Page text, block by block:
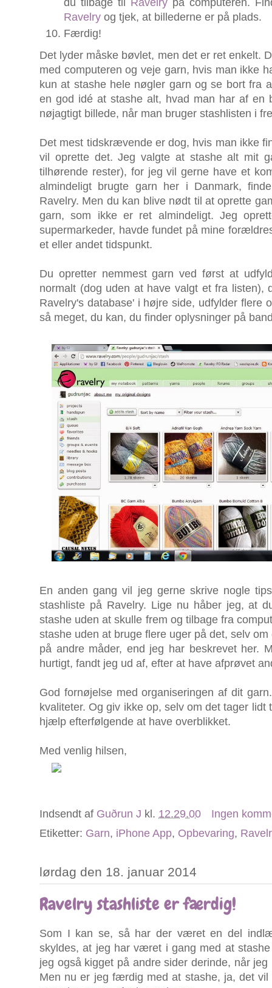
Ravelry og tjek, at billederne er på plads.
Færdig!
Det lyder måske bøvlet, men det er ret enkelt.
med computeren og veje garn, hvis man ikke
kun at stashe hele nøgler garn og se bort fra
en god idé at stashe alt, hvad man har af en
nøjagtigt billede, når man bruger stashlisten i
Det mest tidskrævende er dog, hvis man ikke
vil oprette det. Jeg valgte at stashe alt mit
tilhørende rester), for jeg vil gerne have et
almindeligt brugte garn her i Danmark,
Ravelry. Men du kan blive nødt til at oprette
garn, som ikke er ret almindeligt. Jeg
supermarkeder, havde fundet på mine
et eller andet tidspunkt.
Du opretter nemmest garn ved først at
normalt (dog uden at have valgt et fra listen),
Ravelry's database' i højre side, udfylder flere
så meget, du kan, du finder oplysninger på
En anden gang vil jeg gerne skrive nogle
stashliste på Ravelry. Lige nu håber jeg, at
stashe uden at skulle frem og tilbage fra
stashe uden at bruge flere uger på det, selv
på andre måder, end jeg har beskrevet her.
hurtigt, fandt jeg ud af, efter at have afprøvet
God fornøjelse med organiseringen af dit
kvaliteter. Og giv ikke op, selv om det tager
hjælp efterfølgende at have overblikket.
Med venlig hilsen,
Indsendt af Guðrun J kl. 12.29.00
Ingen
Etiketter: Garn, iPhone App, Opbevaring,
lørdag den 18. januar 2014
Ravelry stashliste er færdig!
Som I kan se, så har der været en del
skyldes, at jeg har været i gang med at
jeg også kigget på andre sider derinde, når
Men nu er jeg færdig med at stashe, ja, det